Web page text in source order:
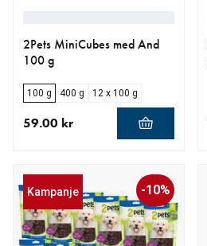
2Pets MiniCubes med And
100 g
100 g 400 g 12 x 100 g
59.00 kr
Kampanje -10%